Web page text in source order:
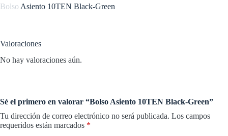
Bolso Asiento 10TEN Black-Green
Valoraciones
No hay valoraciones aún.
Sé el primero en valorar “Bolso Asiento 10TEN Black-Green”
Tu dirección de correo electrónico no será publicada. Los campos
requeridos están marcados *